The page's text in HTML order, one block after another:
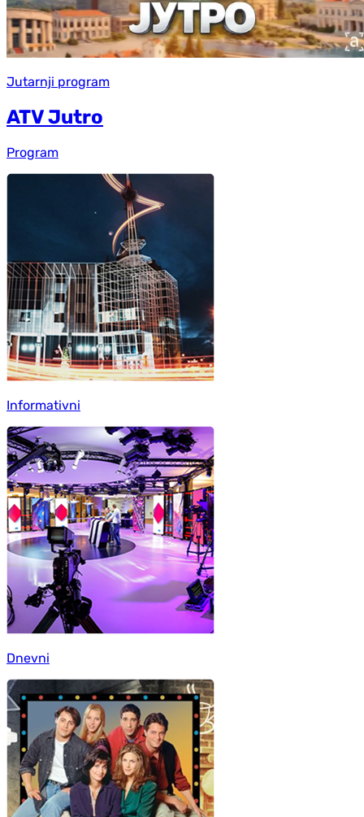
Jutarnji program
ATV Jutro
Program
Informativni
Dnevni